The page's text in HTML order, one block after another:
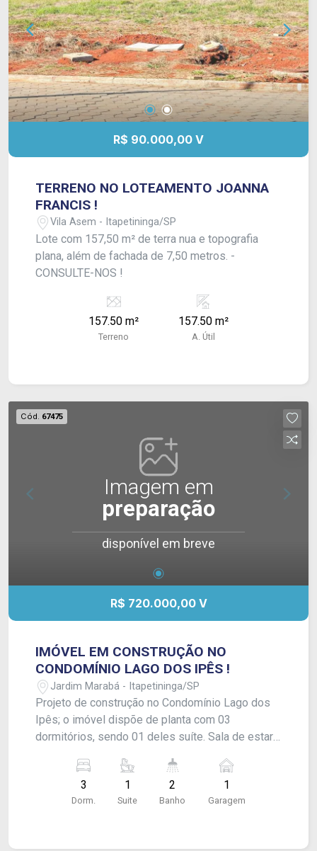
R$ 90.000,00 V
TERRENO NO LOTEAMENTO JOANNA
FRANCIS !
Vila Asem - Itapetininga/SP
Lote com 157,50 m² de terra nua e topografia
plana, além de fachada de 7,50 metros. -
CONSULTE-NOS !
157.50 m²
Terreno
157.50 m²
A. Útil
Cód. 67475
Imagem em
preparação
disponível em breve
R$ 720.000,00 V
IMÓVEL EM CONSTRUÇÃO NO
CONDOMÍNIO LAGO DOS IPÊS !
Jardim Marabá - Itapetininga/SP
Projeto de construção no Condomínio Lago dos
Ipês; o imóvel dispõe de planta com 03
dormitórios, sendo 01 deles suíte. Sala de estar,
gourmet, lavanderia e quintal com piscina; além
de garagem para 01 carro. - Será entregue em
Dezembro, com acabamento em laje, piso
3
Dorm.
1
Suite
2
Banho
1
Garagem